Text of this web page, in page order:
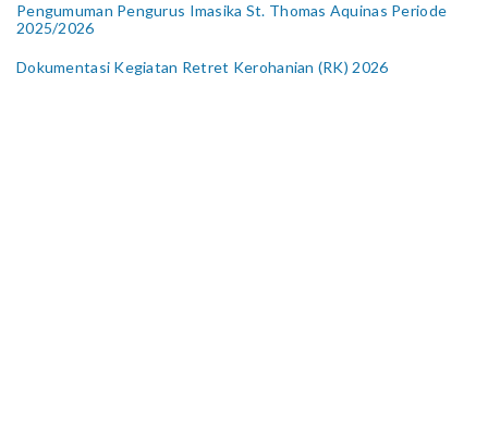
Pengumuman Pengurus Imasika St. Thomas Aquinas Periode
2025/2026
Dokumentasi Kegiatan Retret Kerohanian (RK) 2026